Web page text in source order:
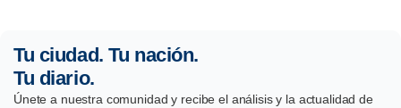
Tu ciudad. Tu nación.
Tu diario.
Únete a nuestra comunidad y recibe el análisis y la actualidad de